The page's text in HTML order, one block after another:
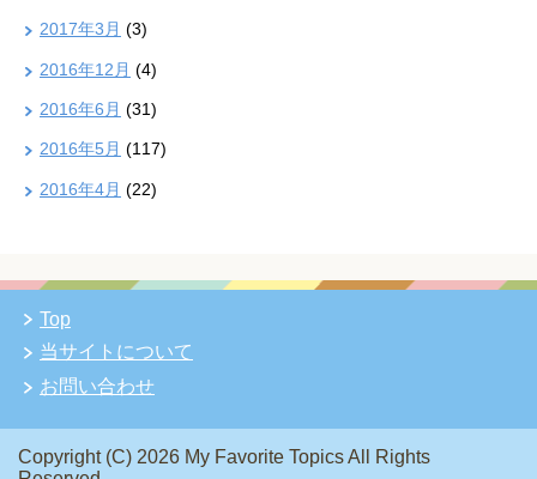
2017年3月 (3)
2016年12月 (4)
2016年6月 (31)
2016年5月 (117)
2016年4月 (22)
Top
当サイトについて
お問い合わせ
Copyright (C) 2026 My Favorite TopicsAll Rights